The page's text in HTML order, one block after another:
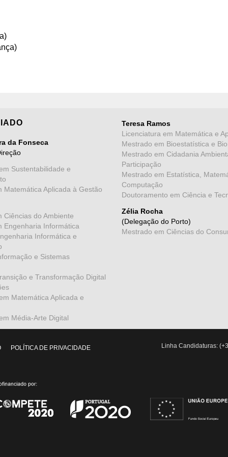
da Fonseca
Sustentabilidade e
Matemática Aplicada à Gestão
Ciências do Ambiente
Engenharia Informática
Informática e
e Sistemas
e Transformação Digital
Matemática Aplicada e
Média-Arte Digital
Teresa Ramos
Licenciatura em Matemática e
Mestrado em Bioestatística e
Mestrado em Cidadania
Participação
Mestrado em Estatística,
Computação
Doutoramento em Ciência e
Zélia Rocha
(Delegação do Porto)
Mestrado em Ciências do
POLÍTICA DE PRIVACIDADE Linha Candidaturas: